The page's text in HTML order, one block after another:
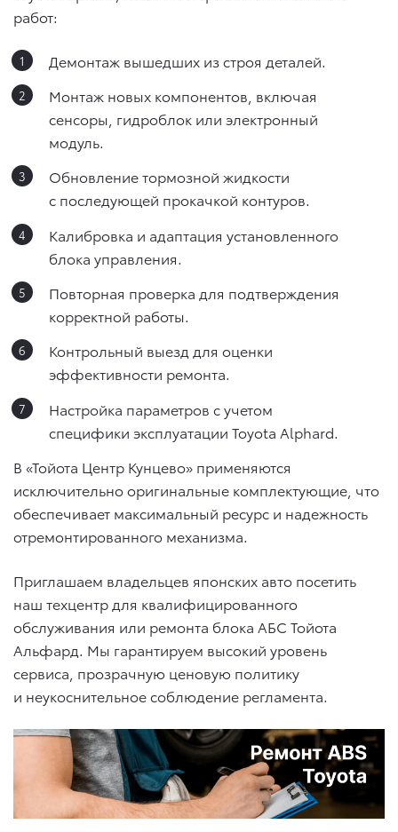
работ:
Демонтаж вышедших из строя деталей.
Монтаж новых компонентов, включая
сенсоры, гидроблок или электронный
модуль.
Обновление тормозной жидкости
с последующей прокачкой контуров.
Калибровка и адаптация установленного
блока управления.
Повторная проверка для подтверждения
корректной работы.
Контрольный выезд для оценки
эффективности ремонта.
Настройка параметров с учетом
специфики эксплуатации Toyota Alphard.
В «Тойота Центр Кунцево» применяются
исключительно оригинальные комплектующие, что
обеспечивает максимальный ресурс и надежность
отремонтированного механизма.
Приглашаем владельцев японских авто посетить
наш техцентр для квалифицированного
обслуживания или ремонта блока АБС Тойота
Альфард. Мы гарантируем высокий уровень
сервиса, прозрачную ценовую политику
и неукоснительное соблюдение регламента.